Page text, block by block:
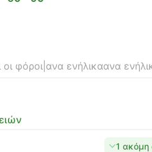
φόροι ανα ενήλικαανα
1